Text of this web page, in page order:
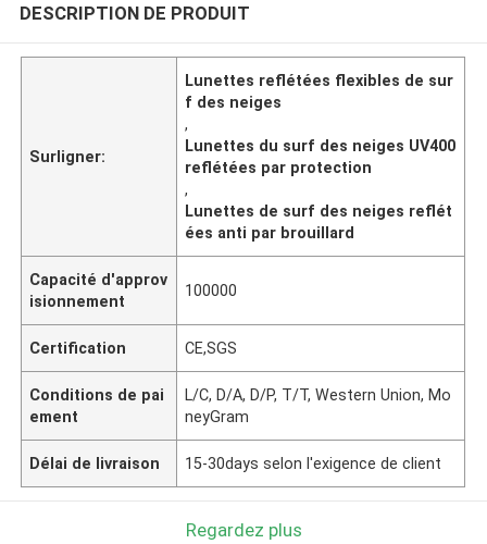
DESCRIPTION DE PRODUIT
Surligner:
Lunettes reflétées flexibles de sur
f des neiges
,
Lunettes du surf des neiges UV400
reflétées par protection
,
Lunettes de surf des neiges reflét
ées anti par brouillard
Capacité d'approv
isionnement
100000
Certification CE,SGS
Conditions de pai
ement
L/C, D/A, D/P, T/T, Western Union, Mo
neyGram
Délai de livraison 15-30days selon l'exigence de client
Regardez plus